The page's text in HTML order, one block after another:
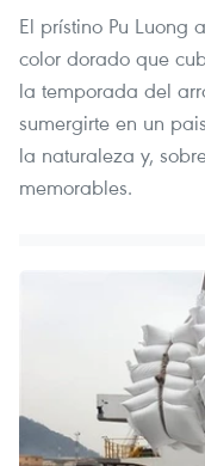
El prístino Pu Luong
color dorado que
la temporada del
sumergirte en un
la naturaleza y,
memorables.